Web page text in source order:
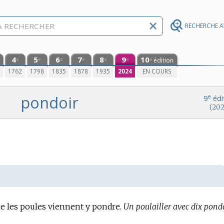
RECHERCHE
4e
1762
5e
1798
6e
1835
7e
1878
8e
1935
9e
2024
10e édition
EN COURS
9e
pondoir
les poules viennent y pondre. Un poulailler avec dix